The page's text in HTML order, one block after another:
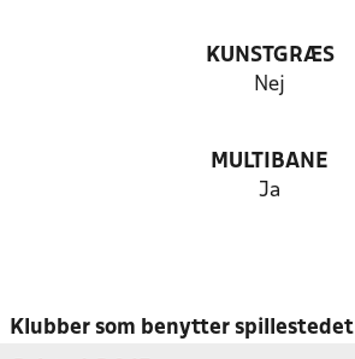
KUNSTGRÆS
Nej
MULTIBANE
Ja
Klubber som benytter spillestedet